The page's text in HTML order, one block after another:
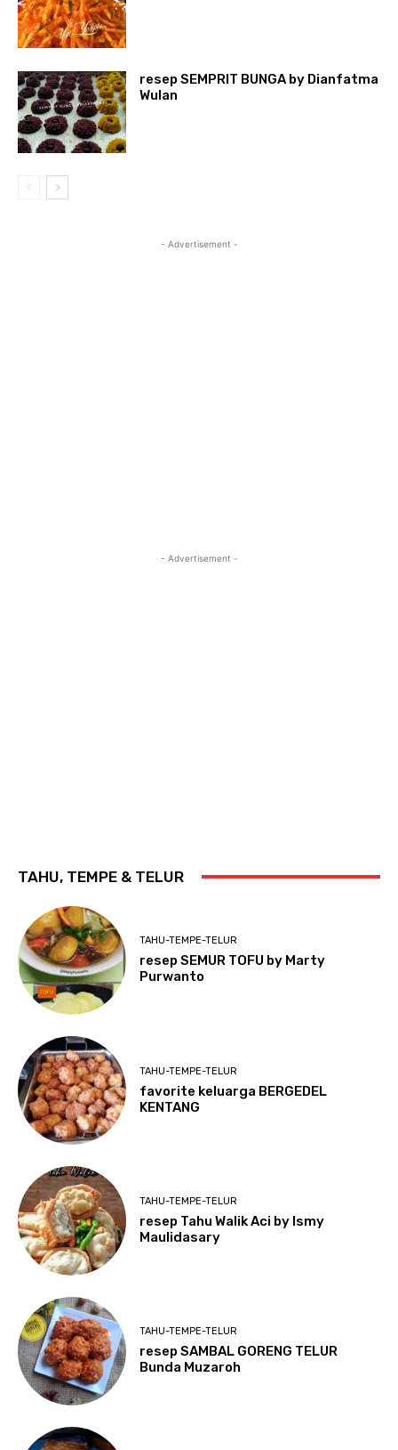
resep SEMPRIT BUNGA by Dianfatma
Wulan
- Advertisement -
- Advertisement -
TAHU, TEMPE & TELUR
TAHU-TEMPE-TELUR
resep SEMUR TOFU by Marty
Purwanto
TAHU-TEMPE-TELUR
favorite keluarga BERGEDEL
KENTANG
TAHU-TEMPE-TELUR
resep Tahu Walik Aci by Ismy
Maulidasary
TAHU-TEMPE-TELUR
resep SAMBAL GORENG TELUR
Bunda Muzaroh